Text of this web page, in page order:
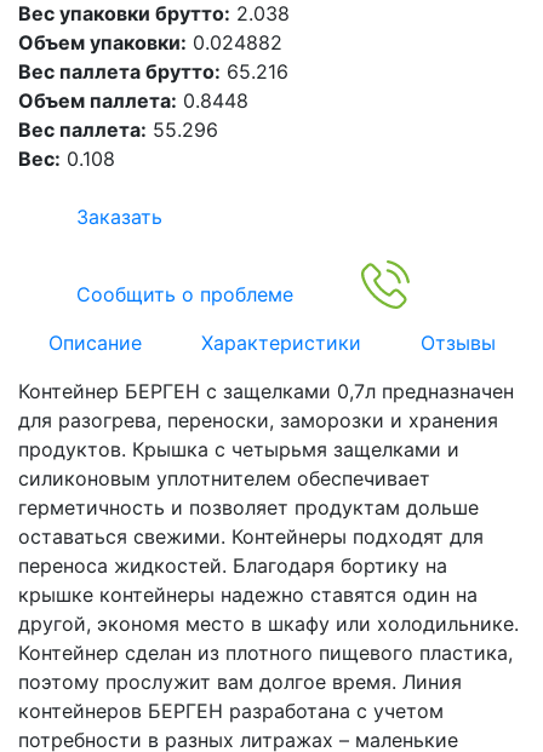
Вес упаковки брутто: 2.038
Объем упаковки: 0.024882
Вес паллета брутто: 65.216
Объем паллета: 0.8448
Вес паллета: 55.296
Вес: 0.108
Заказать
Сообщить о проблеме
Описание
Характеристики
Отзывы
Контейнер БЕРГЕН с защелками 0,7л предназначен
для разогрева, переноски, заморозки и хранения
продуктов. Крышка с четырьмя защелками и
силиконовым уплотнителем обеспечивает
герметичность и позволяет продуктам дольше
оставаться свежими. Контейнеры подходят для
переноса жидкостей. Благодаря бортику на
крышке контейнеры надежно ставятся один на
другой, экономя место в шкафу или холодильнике.
Контейнер сделан из плотного пищевого пластика,
поэтому прослужит вам долгое время. Линия
контейнеров БЕРГЕН разработана с учетом
потребности в разных литражах – маленькие